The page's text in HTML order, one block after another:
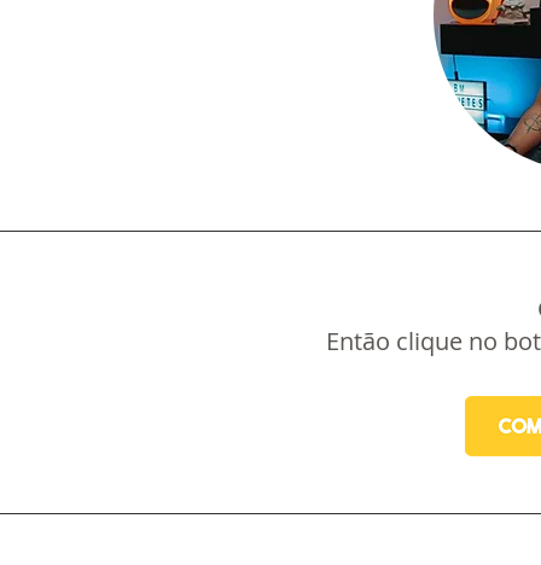
Então clique no